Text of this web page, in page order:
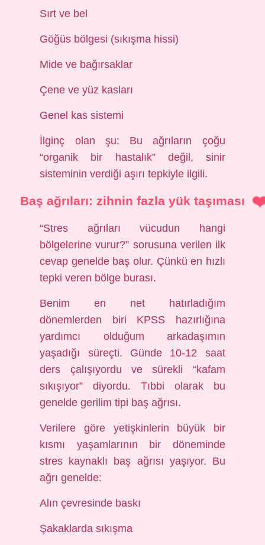
Sırt ve bel
Göğüs bölgesi (sıkışma hissi)
Mide ve bağırsaklar
Çene ve yüz kasları
Genel kas sistemi
İlginç olan şu: Bu ağrıların çoğu
“organik bir hastalık” değil, sinir
sisteminin verdiği aşırı tepkiyle ilgili.
Baş ağrıları: zihnin fazla yük taşıması
“Stres ağrıları vücudun hangi
bölgelerine vurur?” sorusuna verilen ilk
cevap genelde baş olur. Çünkü en hızlı
tepki veren bölge burası.
Benim en net hatırladığım
dönemlerden biri KPSS hazırlığına
yardımcı olduğum arkadaşımın
yaşadığı süreçti. Günde 10-12 saat
ders çalışıyordu ve sürekli “kafam
sıkışıyor” diyordu. Tıbbi olarak bu
genelde gerilim tipi baş ağrısı.
Verilere göre yetişkinlerin büyük bir
kısmı yaşamlarının bir döneminde
stres kaynaklı baş ağrısı yaşıyor. Bu
ağrı genelde:
Alın çevresinde baskı
Şakaklarda sıkışma